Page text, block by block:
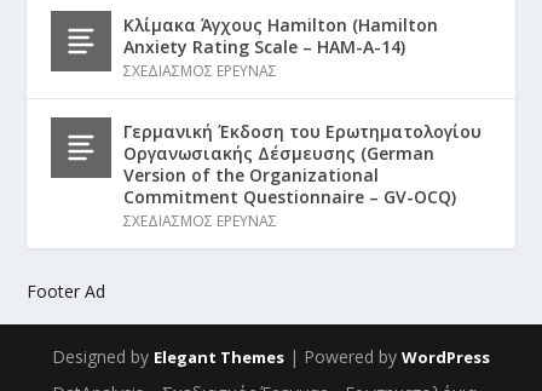
Κλίμακα Άγχους Hamilton (Hamilton
Anxiety Rating Scale – HAM-A-14)
ΣΧΕΔΙΑΣΜΟΣ ΕΡΕΥΝΑΣ
Γερμανική Έκδοση του Ερωτηματολογίου
Οργανωσιακής Δέσμευσης (German
Version of the Organizational
Commitment Questionnaire – GV-OCQ)
ΣΧΕΔΙΑΣΜΟΣ ΕΡΕΥΝΑΣ
Footer Ad
Designed by Elegant Themes | Powered by WordPress